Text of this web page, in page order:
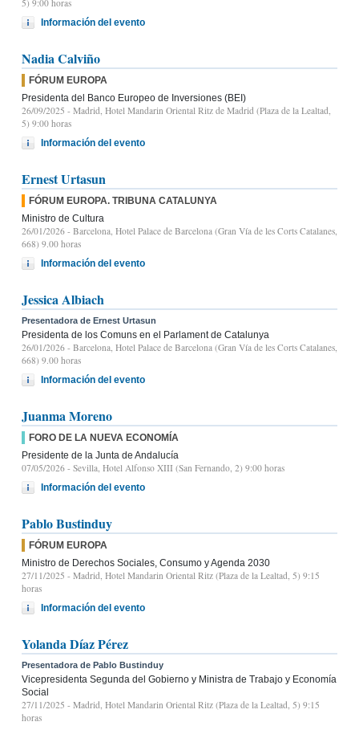
5) 9:00 horas
Información del evento
Nadia Calviño
FÓRUM EUROPA
Presidenta del Banco Europeo de Inversiones (BEI)
26/09/2025 - Madrid, Hotel Mandarin Oriental Ritz de Madrid (Plaza de la Lealtad,
5) 9:00 horas
Información del evento
Ernest Urtasun
FÓRUM EUROPA. TRIBUNA CATALUNYA
Ministro de Cultura
26/01/2026 - Barcelona, Hotel Palace de Barcelona (Gran Vía de les Corts Catalanes,
668) 9.00 horas
Información del evento
Jessica Albiach
Presentadora de Ernest Urtasun
Presidenta de los Comuns en el Parlament de Catalunya
26/01/2026 - Barcelona, Hotel Palace de Barcelona (Gran Vía de les Corts Catalanes,
668) 9.00 horas
Información del evento
Juanma Moreno
FORO DE LA NUEVA ECONOMÍA
Presidente de la Junta de Andalucía
07/05/2026 - Sevilla, Hotel Alfonso XIII (San Fernando, 2) 9:00 horas
Información del evento
Pablo Bustinduy
FÓRUM EUROPA
Ministro de Derechos Sociales, Consumo y Agenda 2030
27/11/2025 - Madrid, Hotel Mandarin Oriental Ritz (Plaza de la Lealtad, 5) 9:15
horas
Información del evento
Yolanda Díaz Pérez
Presentadora de Pablo Bustinduy
Vicepresidenta Segunda del Gobierno y Ministra de Trabajo y Economía
Social
27/11/2025 - Madrid, Hotel Mandarin Oriental Ritz (Plaza de la Lealtad, 5) 9:15
horas